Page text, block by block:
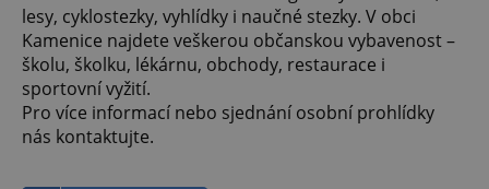
lesy, cyklostezky, vyhlídky i naučné stezky. V obci
Kamenice najdete veškerou občanskou vybavenost –
školu, školku, lékárnu, obchody, restaurace i
sportovní vyžití.
Pro více informací nebo sjednání osobní prohlídky
nás kontaktujte.